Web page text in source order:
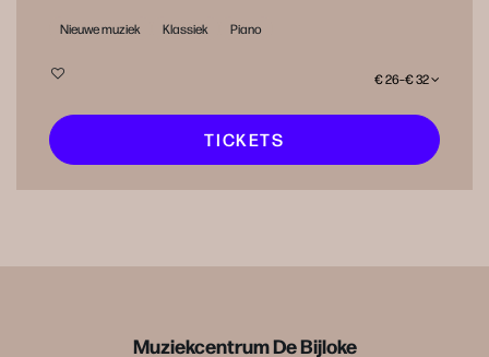
Nieuwe muziek Klassiek Piano
€ 26–€ 32
TICKETS
Muziekcentrum De Bijloke